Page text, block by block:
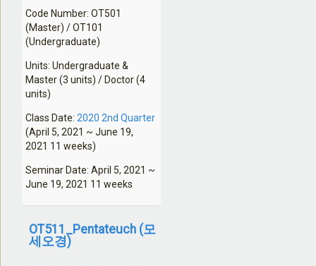
Code Number: OT501
(Master) / OT101
(Undergraduate)
Units: Undergraduate &
Master (3 units) / Doctor (4
units)
Class Date: 2020 2nd Quarter
(April 5, 2021 ~ June 19,
2021 11 weeks)
Seminar Date: April 5, 2021 ~
June 19, 2021 11 weeks
OT511_Pentateuch (모
세오경)